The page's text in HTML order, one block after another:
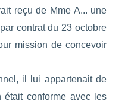
reçu de Mme A... une
contrat du 23 octobre
mission de concevoir
il lui appartenait de
était conforme avec les